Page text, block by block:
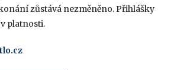
zůstává nezměněno. Přihlášky
platnosti.